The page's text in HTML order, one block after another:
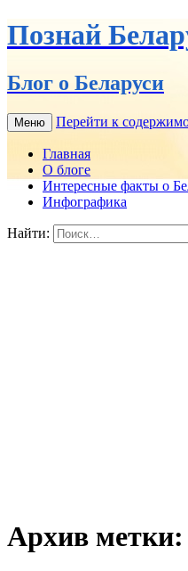
Познай
Блог о Беларуси
Меню Перейти к
Главная
О блоге
Интересные факты о
Инфографика
Найти:
Архив метки: